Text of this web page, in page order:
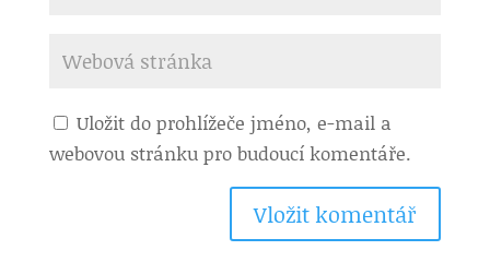
Uložit do prohlížeče jméno, e-mail a
webovou stránku pro budoucí komentáře.